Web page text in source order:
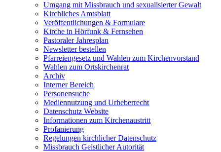
Umgang mit Missbrauch und sexualisierter Gewalt
Kirchliches Amtsblatt
Veröffentlichungen & Formulare
Kirche in Hörfunk & Fernsehen
Pastoraler Jahresplan
Newsletter bestellen
Pfarreiengesetz und Wahlen zum Kirchenvorstand
Wahlen zum Ortskirchenrat
Archiv
Interner Bereich
Personensuche
Mediennutzung und Urheberrecht
Datenschutz Website
Informationen zum Kirchenaustritt
Profanierung
Regelungen kirchlicher Datenschutz
Missbrauch Geistlicher Autorität